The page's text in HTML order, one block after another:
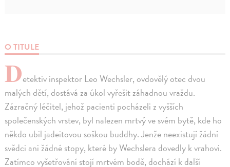
O TITULE
Detektiv inspektor Leo Wechsler, ovdovělý otec dvou
malých dětí, dostává za úkol vyřešit záhadnou vraždu.
Zázračný léčitel, jehož pacienti pocházeli z vyšších
společenských vrstev, byl nalezen mrtvý ve svém bytě, kde ho
někdo ubil jadeitovou soškou buddhy. Jenže neexistují žádní
svědci ani žádné stopy, které by Wechslera dovedly k vrahovi.
Zatímco vyšetřování stojí mrtvém bodě, dochází k další